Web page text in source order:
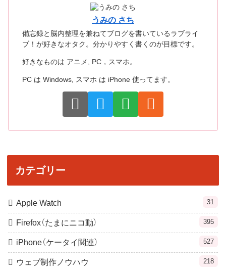
うみの さち
備忘録と脳内整理を兼ねてブログを書いているラブライ
ブ！が好きなオタク。分かりやすく書くのが目標です。
好きなものは アニメ, PC，スマホ。
PC は Windows, スマホ は iPhone 使ってます。
カテゴリー
Apple Watch 31
Firefox（たまにニコ動） 395
iPhone（ケータイ関連） 527
ウェブ制作ノウハウ 218